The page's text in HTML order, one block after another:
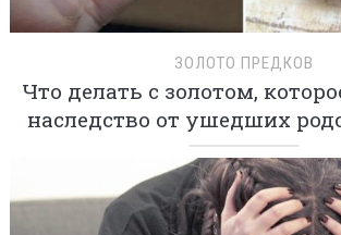
ЗОЛОТО ПРЕДКОВ
Что делать с золотом,
наследство от ушедших